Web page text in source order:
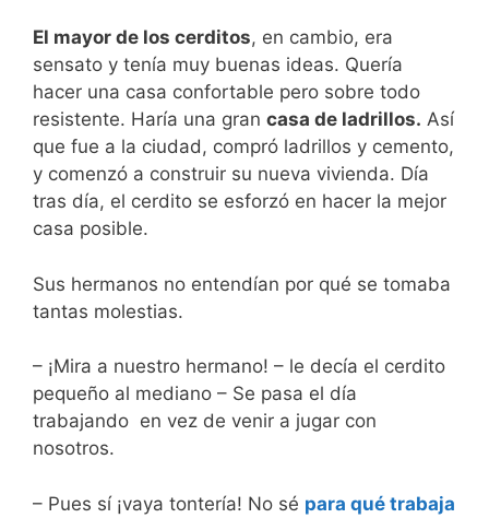
El mayor de los cerditos, en cambio, era
sensato y tenía muy buenas ideas. Quería
hacer una casa confortable pero sobre todo
resistente. Haría una gran casa de ladrillos. Así
que fue a la ciudad, compró ladrillos y cemento,
y comenzó a construir su nueva vivienda. Día
tras día, el cerdito se esforzó en hacer la mejor
casa posible.
Sus hermanos no entendían por qué se tomaba
tantas molestias.
– ¡Mira a nuestro hermano! – le decía el cerdito
pequeño al mediano – Se pasa el día
trabajando en vez de venir a jugar con
nosotros.
– Pues sí ¡vaya tontería! No sé para qué trabaja